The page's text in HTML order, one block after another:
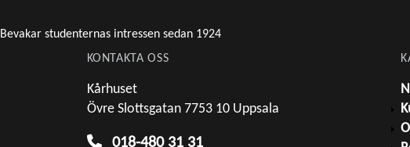
Bevakar studenternas intressen sedan 1924
KONTAKTA OSS
Kårhuset
Övre Slottsgatan 7753 10 Uppsala
018-480 31 31